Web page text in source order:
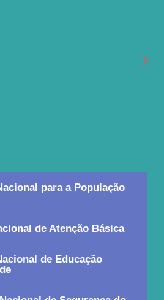
para a População
de Atenção Básica
de Educação